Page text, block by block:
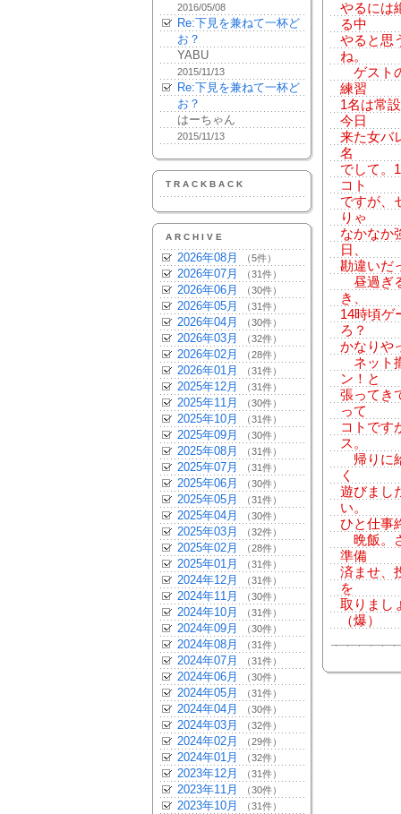
2016/05/08
Re:下見を兼ねて一杯ど
お？
YABU
2015/11/13
Re:下見を兼ねて一杯ど
お？
はーちゃん
2015/11/13
TRACKBACK
ARCHIVE
2026年08月 （5件）
2026年07月 （31件）
2026年06月 （30件）
2026年05月 （31件）
2026年04月 （30件）
2026年03月 （32件）
2026年02月 （28件）
2026年01月 （31件）
2025年12月 （31件）
2025年11月 （30件）
2025年10月 （31件）
2025年09月 （30件）
2025年08月 （31件）
2025年07月 （31件）
2025年06月 （30件）
2025年05月 （31件）
2025年04月 （30件）
2025年03月 （32件）
2025年02月 （28件）
2025年01月 （31件）
2024年12月 （31件）
2024年11月 （30件）
2024年10月 （31件）
2024年09月 （30件）
2024年08月 （31件）
2024年07月 （31件）
2024年06月 （30件）
2024年05月 （31件）
2024年04月 （30件）
2024年03月 （32件）
2024年02月 （29件）
2024年01月 （32件）
2023年12月 （31件）
2023年11月 （30件）
2023年10月 （31件）
やるには
る中
やると思
ね。
ゲスト
練習
1名は常
今日
来た女バ
名
でして。
コト
ですが、
りゃ
なかなか
日、
勘違いだ
昼過ぎ
き、
14時頃ゲ
ろ？
かなりや
ネット
ン！と
張ってき
って
コトです
ス。
帰りに
く
遊びまし
い。
ひと仕事
晩飯。
準備
済ませ、
を
取りまし
（爆）